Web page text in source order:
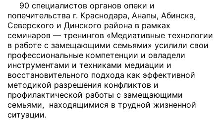
90 специалистов органов опеки и
попечительства г. Краснодара, Анапы, Абинска,
Северского и Динского района в рамках
семинаров — тренингов «Медиативные технологии
в работе с замещающими семьями» усилили свои
профессиональные компетенции и овладели
инструментами и техниками медиации и
восстановительного подхода как эффективной
методикой разрешения конфликтов и
профилактической работы с замещающими
семьями, находящимися в трудной жизненной
ситуации.